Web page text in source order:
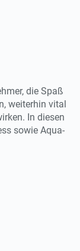
die Spaß
weiterhin vital
In diesen
sowie Aqua-